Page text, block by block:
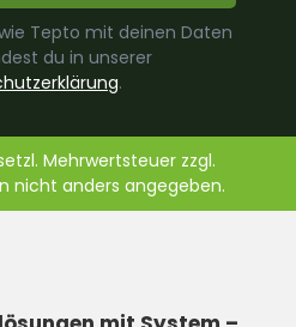
Tepto mit deinen Daten
du in unserer
.
Mehrwertsteuer zzgl.
nicht anders angegeben.